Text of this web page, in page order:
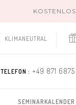
KLIMANEUTRAL
TELEFON : +49 871
SEMINARKALENDER